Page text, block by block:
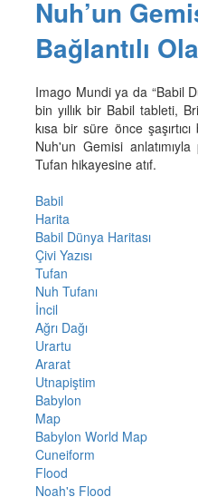
Nuh’un
Bağlantılı
Imago Mundi ya da “Babil
bin yıllık bir Babil tableti,
kısa bir süre önce
Nuh'un Gemisi
Tufan hikayesine atıf.
Babil
Harita
Babil Dünya Haritası
Çivi Yazısı
Tufan
Nuh Tufanı
İncil
Ağrı Dağı
Urartu
Ararat
Utnapiştim
Babylon
Map
Babylon World Map
Cuneiform
Flood
Noah's Flood